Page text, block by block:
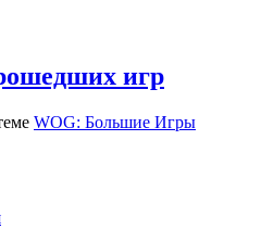
игр
WOG: Большие Игры